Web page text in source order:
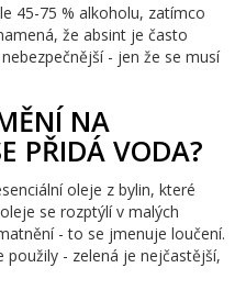
45-75 % alkoholu, zatímco
že absint je často
- jen že se musí
NA
PŘIDÁ VODA?
oleje z bylin, které
se rozptýlí v malých
- to se jmenuje loučení.
použily - zelená je nejčastější,